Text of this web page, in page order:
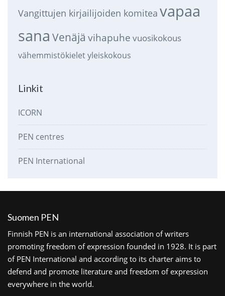
Vangittujen kirjailijoiden komitea vapaa
sana Venäjä vihapuhe vuosikokous
vähemmistökieletyleiskokous
Linkit
ICORN
PEN centres
PEN International
Suomen PEN
Finnish PEN is an international association of writers
promoting freedom of expression founded in 1928. It is part
of PEN International and according to its charter aims to
defend and promote literature and freedom of expression
everywhere in the world.